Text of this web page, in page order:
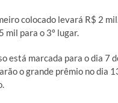
colocado levará R$ 2
mil para o 3º lugar.
está marcada para o dia 7
o grande prêmio no dia